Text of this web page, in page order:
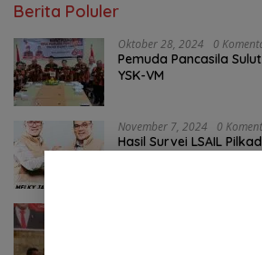
Berita Poluler
Oktober 28, 2024 0
Pemuda Pancasila
YSK-VM
November 7, 2024 0
Hasil Survei LSAIL
46,74% Kalahkan
Komitmen Tegas